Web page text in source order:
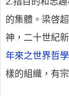
的集體。梁啓
神，二十世紀
年來之世界哲學
樣的組織，有